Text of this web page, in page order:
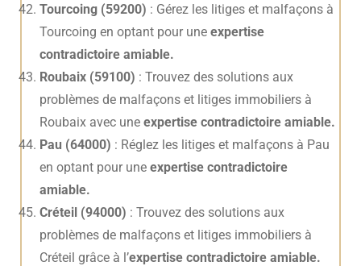
Tourcoing (59200) : Gérez les litiges et malfaçons à
Tourcoing en optant pour une expertise
contradictoire amiable.
Roubaix (59100) : Trouvez des solutions aux
problèmes de malfaçons et litiges immobiliers à
Roubaix avec une expertise contradictoire amiable.
Pau (64000) : Réglez les litiges et malfaçons à Pau
en optant pour une expertise contradictoire
amiable.
Créteil (94000) : Trouvez des solutions aux
problèmes de malfaçons et litiges immobiliers à
Créteil grâce à l’expertise contradictoire amiable.